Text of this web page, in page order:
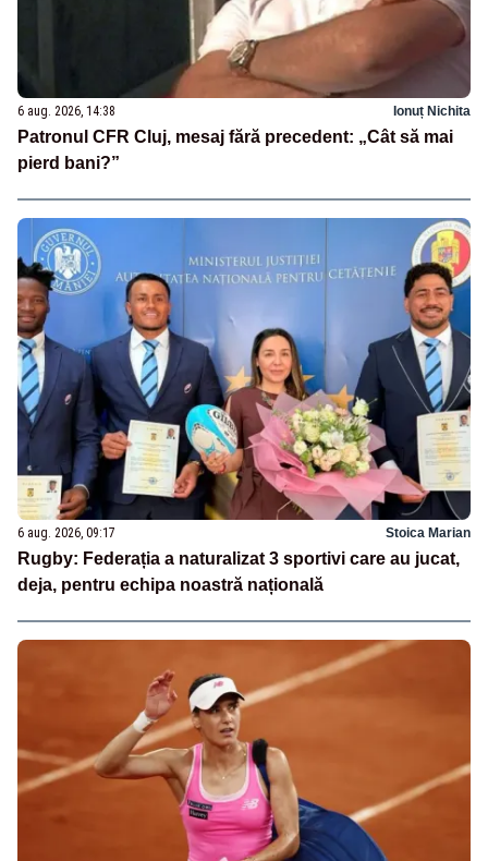
6 aug. 2026, 14:38 Ionuț Nichita
Patronul CFR Cluj, mesaj fără precedent: „Cât să mai
pierd bani?”
6 aug. 2026, 09:17 Stoica Marian
Rugby: Federația a naturalizat 3 sportivi care au jucat,
deja, pentru echipa noastră națională